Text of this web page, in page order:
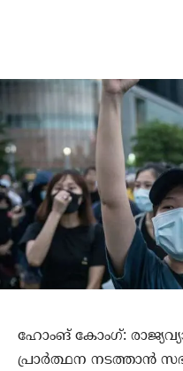
ഹോംങ് കോംഗ്:
പ്രാര്‍ത്ഥന നടത്താന്‍